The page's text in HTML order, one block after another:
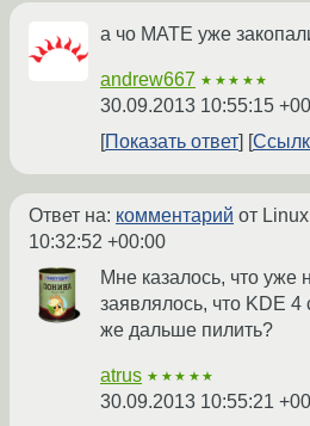
а чо MATE уже
andrew667 ★★★★★
30.09.2013 10:55:15
Показать ответ
Ответ на: комментарий от
10:32:52 +00:00
Мне казалось, что уже
заявлялось, что KDE 4
же дальше пилить?
atrus ★★★★★
30.09.2013 10:55:21